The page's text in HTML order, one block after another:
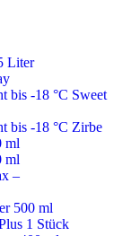
Liter
bis -18 °C Sweet
bis -18 °C Zirbe
ml
ml
–
500 ml
1 Stück